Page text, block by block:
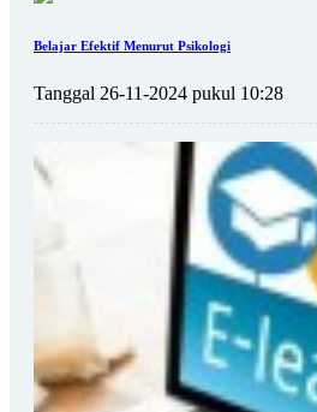
Belajar Efektif Menurut Psikologi
Tanggal 26-11-2024 pukul 10:28